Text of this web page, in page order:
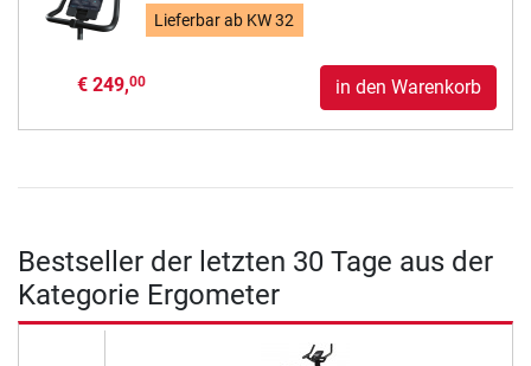
Lieferbar ab KW 32
€ 249,00 in den Warenkorb
Bestseller der letzten 30 Tage aus der
Kategorie Ergometer